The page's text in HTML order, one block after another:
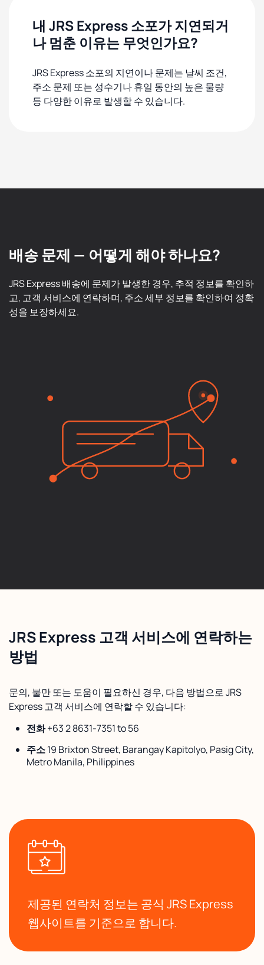
내 JRS Express 소포가 지연되거
나 멈춘 이유는 무엇인가요?
JRS Express 소포의 지연이나 문제는 날씨 조건,
주소 문제 또는 성수기나 휴일 동안의 높은 물량
등 다양한 이유로 발생할 수 있습니다.
배송 문제 — 어떻게 해야 하나요?
JRS Express 배송에 문제가 발생한 경우, 추적 정보를 확인하
고, 고객 서비스에 연락하며, 주소 세부 정보를 확인하여 정확
성을 보장하세요.
JRS Express 고객 서비스에 연락하는
방법
문의, 불만 또는 도움이 필요하신 경우, 다음 방법으로 JRS
Express 고객 서비스에 연락할 수 있습니다:
전화+63 2 8631-7351 to 56
주소19 Brixton Street, Barangay Kapitolyo, Pasig City,
Metro Manila, Philippines
제공된 연락처 정보는 공식 JRS Express
웹사이트를 기준으로 합니다.